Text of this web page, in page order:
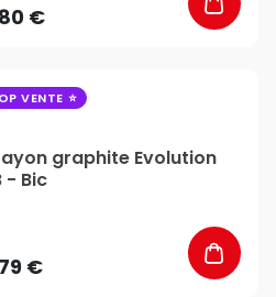
€
VENTE
graphite Evolution
- Bic
€